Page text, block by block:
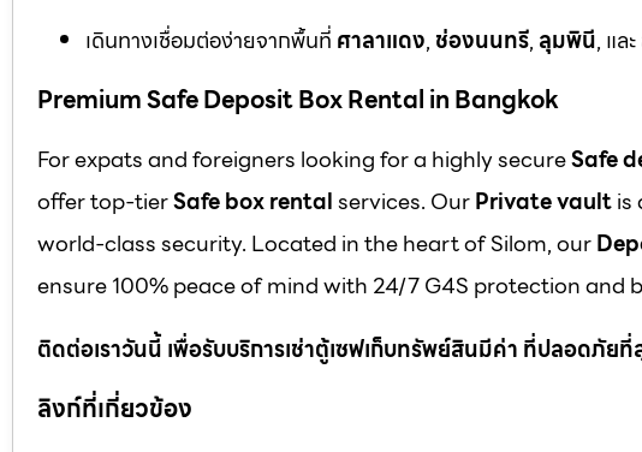
เดินทางเชื่อมต่อง่ายจากพื้นที่ ศาลาแดง, ช่องนนทรี, ลุมพินี, และ
Premium Safe Deposit Box Rental in Bangkok
For expats and foreigners looking for a highly secureSafe
offer top-tierSafe box rentalservices. OurPrivate vaultis
world-class security. Located in the heart of Silom, our
ensure 100% peace of mind with 24/7 G4S protection and
ติดต่อเราวันนี้ เพื่อรับบริการเช่าตู้เซฟเก็บทรัพย์สินมีค่า ที่ปลอดภัย
ลิงก์ที่เกี่ยวข้อง